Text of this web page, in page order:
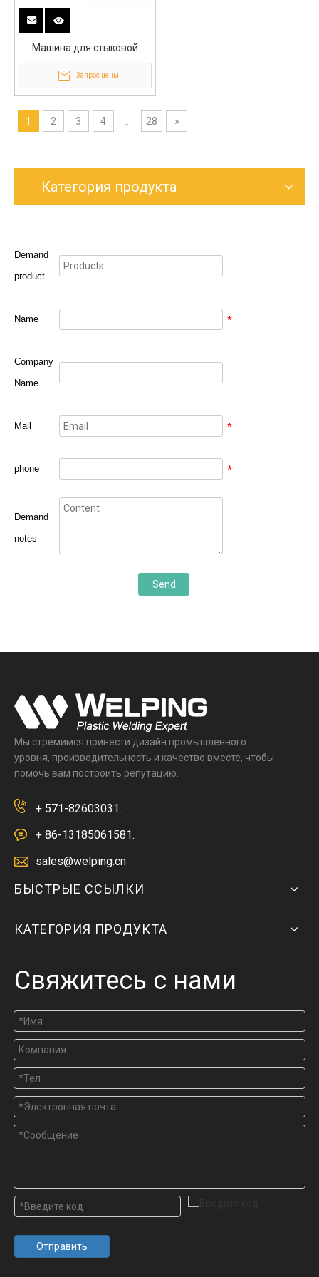
Машина для стыковой
сварки труб из полиэтилена
высокой плотности 1400 мм
Запрос цены
1 2 3 4 28 »
Категория продукта
Demand
product
Name *
Company
Name
Mail *
phone *
Demand
notes
Send
Мы стремимся принести дизайн промышленного
уровня, производительность и качество вместе, чтобы
помочь вам построить репутацию.
+ 571-82603031.
+ 86-13185061581.
sales@welping.cn
БЫСТРЫЕ ССЫЛКИ
КАТЕГОРИЯ ПРОДУКТА
Свяжитесь с нами
Отправить